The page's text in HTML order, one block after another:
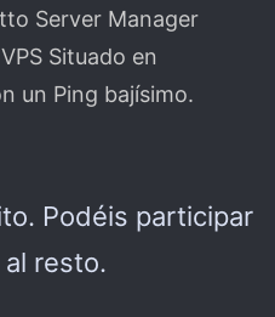
Server Manager
Situado en
un Ping bajísimo.
Podéis participar
resto.